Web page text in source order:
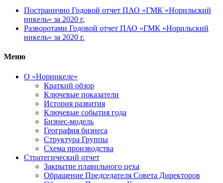
Постранично Годовой отчет ПАО «ГМК «Норильский
никель» за 2020 г.
Разворотами Годовой отчет ПАО «ГМК «Норильский
никель» за 2020 г.
Меню
О «Норникеле»
Краткий обзор
Ключевые показатели
История развития
Ключевые события года
Бизнес-модель
География бизнеса
Структура Группы
Схема производства
Стратегический отчет
Закрытие плавильного цеха
Обращение Председателя Совета Директоров